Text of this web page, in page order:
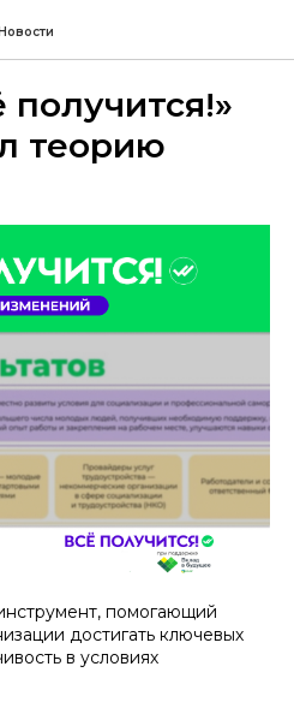
получится!»
теорию
помогающий
достигать ключевых
в условиях